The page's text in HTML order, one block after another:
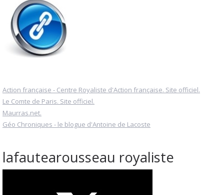
Action française - Centre Royaliste d'Action française. Site officiel.
Le Comte de Paris. Site officiel.
Maurras.net.
Géo Chroniques - le blogue d'Antoine de Lacoste
lafautearousseau royaliste